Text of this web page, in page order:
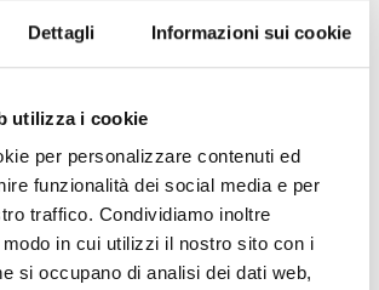
Dettagli Informazioni sui cookie
utilizza i cookie
per personalizzare contenuti ed
funzionalità dei social media e per
traffico. Condividiamo inoltre
in cui utilizzi il nostro sito con i
si occupano di analisi dei dati web,
mancherà nulla dal punto di vista
piatti deliziosi e bevande
- Laces